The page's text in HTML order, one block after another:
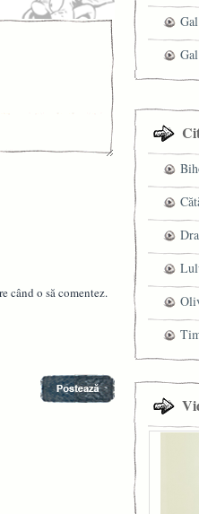
când o să comentez.